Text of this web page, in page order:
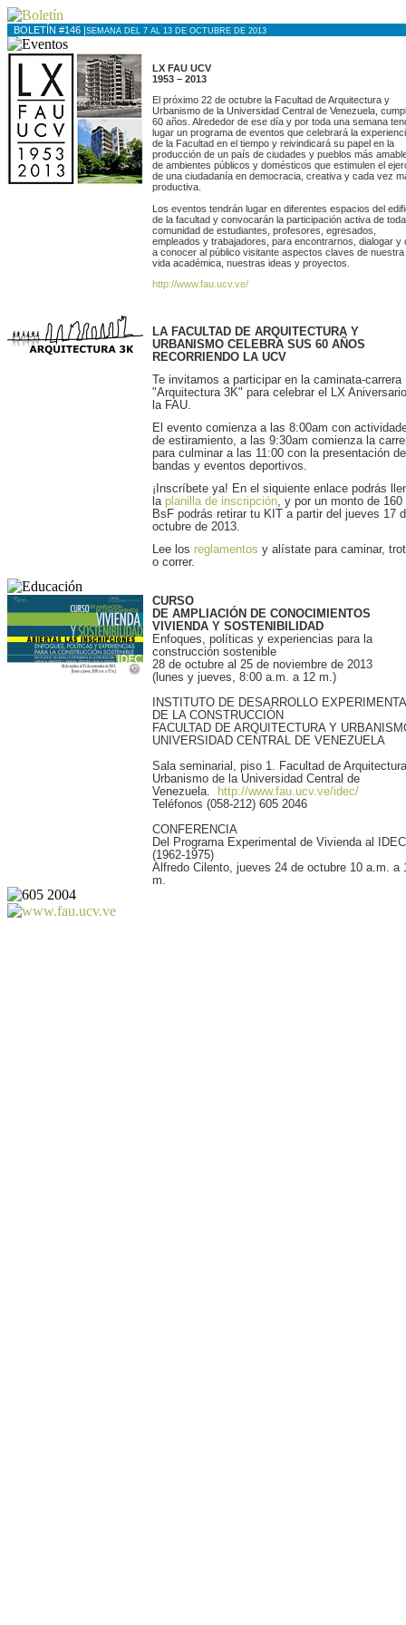
BOLETÍN #146 |SEMANA DEL 7 AL 13 DE OCTUBRE DE 2013
LX FAU UCV
1953 – 2013
El próximo 22 de octubre la Facultad de Arquitectura y
Urbanismo de la Universidad Central de Venezuela,
60 años. Alrededor de ese día y por toda una semana
lugar un programa de eventos que celebrará la
de la Facultad en el tiempo y reivindicará su papel en la
producción de un país de ciudades y pueblos más
de ambientes públicos y domésticos que estimulen el
de una ciudadanía en democracia, creativa y cada vez
productiva.
Los eventos tendrán lugar en diferentes espacios del
de la facultad y convocarán la participación activa de
comunidad de estudiantes, profesores, egresados,
empleados y trabajadores, para encontrarnos, dialogar y
a conocer al público visitante aspectos claves de nuestra
vida académica, nuestras ideas y proyectos.
http://www.fau.ucv.ve/
LA FACULTAD DE ARQUITECTURA Y
URBANISMO CELEBRA SUS 60 AÑOS
RECORRIENDO LA UCV
Te invitamos a participar en la caminata-carrera
"Arquitectura 3K" para celebrar el LX
la FAU.
El evento comienza a las 8:00am con
de estiramiento, a las 9:30am comienza la
para culminar a las 11:00 con la presentación de
bandas y eventos deportivos.
¡Inscríbete ya! En el siquiente enlace podrás
la planilla de inscripción, y por un monto de 160
BsF podrás retirar tu KIT a partir del jueves 17
octubre de 2013.
Lee los reglamentos y alístate para caminar,
o correr.
CURSO
DE AMPLIACIÓN DE CONOCIMIENTOS
VIVIENDA Y SOSTENIBILIDAD
Enfoques, políticas y experiencias para la
construcción sostenible
28 de octubre al 25 de noviembre de 2013
(lunes y jueves, 8:00 a.m. a 12 m.)
INSTITUTO DE DESARROLLO
DE LA CONSTRUCCIÓN
FACULTAD DE ARQUITECTURA Y
UNIVERSIDAD CENTRAL DE VENEZUELA
Sala seminarial, piso 1. Facultad de
Urbanismo de la Universidad Central de
Venezuela.
http://www.fau.ucv.ve/idec/
Teléfonos (058-212) 605 2046
CONFERENCIA
Del Programa Experimental de Vivienda al IDEC
(1962-1975)
Alfredo Cilento, jueves 24 de octubre 10 a.m. a
m.